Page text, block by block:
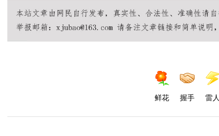
鲜花 握手 雷